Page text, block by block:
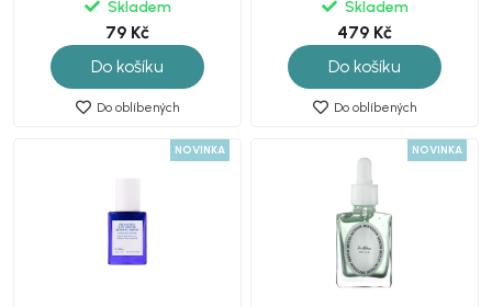
Skladem
79 Kč
Do košíku
Do oblíbených
Skladem
479 Kč
Do košíku
Do oblíbených
NOVINKA NOVINKA